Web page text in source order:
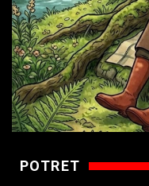
POTRET